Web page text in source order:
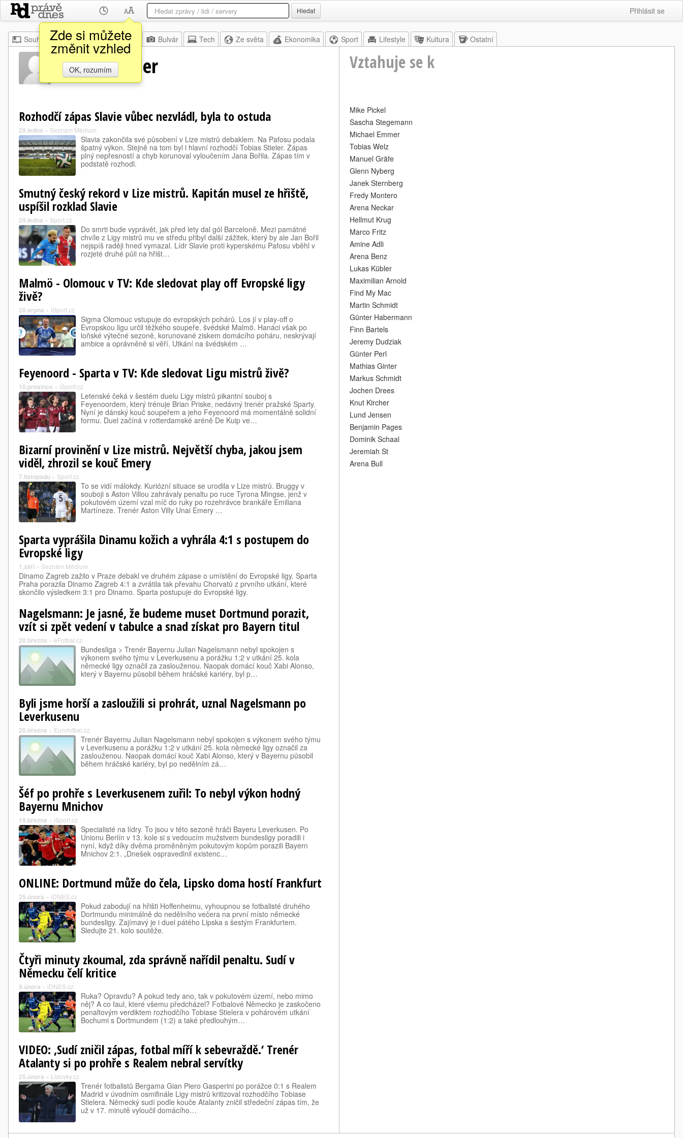
Zde si můžete
změnit vzhled
OK, rozumím
Hledat Přihlásit se
Souhrn Moje Z domova Bulvár Tech Ze světa Ekonomika Sport Lifestyle Kultura Ostatní
Tobias Stieler Vztahuje se k
Rozhodčí zápas Slavie vůbec nezvládl, byla to ostuda
29.ledna » Seznam Médium
Slavia zakončila své působení v Lize mistrů debaklem. Na Pafosu podala
špatný výkon. Stejně na tom byl i hlavní rozhodčí Tobias Stieler. Zápas
plný nepřesností a chyb korunoval vyloučením Jana Bořila. Zápas tím v
podstatě rozhodl.
Smutný český rekord v Lize mistrů. Kapitán musel ze hřiště,
uspíšil rozklad Slavie
29.ledna » Sport.cz
Do smrti bude vyprávět, jak před lety dal gól Barceloně. Mezi památné
chvíle z Ligy mistrů mu ve středu přibyl další zážitek, který by ale Jan Bořil
nejspíš raději hned vymazal. Lídr Slavie proti kyperskému Pafosu vběhl v
rozjeté druhé půli na hřišt…
Malmö - Olomouc v TV: Kde sledovat play off Evropské ligy
živě?
20.srpna » iSport.cz
Sigma Olomouc vstupuje do evropských pohárů. Los jí v play-off o
Evropskou ligu určil těžkého soupeře, švédské Malmö. Hanáci však po
loňské výtečné sezoně, korunované ziskem domácího poháru, neskrývají
ambice a oprávněně si věří. Utkání na švédském …
Feyenoord - Sparta v TV: Kde sledovat Ligu mistrů živě?
10.prosince » iSport.cz
Letenské čeká v šestém duelu Ligy mistrů pikantní souboj s
Feyenoordem, který trénuje Brian Priske, nedávný trenér pražské Sparty.
Nyní je dánský kouč soupeřem a jeho Feyenoord má momentálně solidní
formu. Duel začíná v rotterdamské aréně De Kuip ve…
Bizarní provinění v Lize mistrů. Největší chyba, jakou jsem
viděl, zhrozil se kouč Emery
7.listopadu » Sport.cz
To se vidí málokdy. Kuriózní situace se urodila v Lize mistrů. Bruggy v
souboji s Aston Villou zahrávaly penaltu po ruce Tyrona Mingse, jenž v
pokutovém území vzal míč do ruky po rozehrávce brankáře Emiliana
Martíneze. Trenér Aston Villy Unai Emery …
Sparta vyprášila Dinamu kožich a vyhrála 4:1 s postupem do
Evropské ligy
1.září » Seznam Médium
Dinamo Zagreb zažilo v Praze debakl ve druhém zápase o umístění do Evropské ligy. Sparta
Praha porazila Dinamo Zagreb 4:1 a zvrátila tak převahu Chorvatů z prvního utkání, které
skončilo výsledkem 3:1 pro Dinamo. Sparta postupuje do Evropské ligy.
Nagelsmann: Je jasné, že budeme muset Dortmund porazit,
vzít si zpět vedení v tabulce a snad získat pro Bayern titul
20.března » eFotbal.cz
Bundesliga > Trenér Bayernu Julian Nagelsmann nebyl spokojen s
výkonem svého týmu v Leverkusenu a porážku 1:2 v utkání 25. kola
německé ligy označil za zaslouženou. Naopak domácí kouč Xabi Alonso,
který v Bayernu působil během hráčské kariéry, byl p…
Byli jsme horší a zasloužili si prohrát, uznal Nagelsmann po
Leverkusenu
20.března » Eurofotbal.cz
Trenér Bayernu Julian Nagelsmann nebyl spokojen s výkonem svého týmu
v Leverkusenu a porážku 1:2 v utkání 25. kola německé ligy označil za
zaslouženou. Naopak domácí kouč Xabi Alonso, který v Bayernu působil
během hráčské kariéry, byl po nedělním zá…
Šéf po prohře s Leverkusenem zuřil: To nebyl výkon hodný
Bayernu Mnichov
19.března » iSport.cz
Specialisté na lídry. To jsou v této sezoně hráči Bayeru Leverkusen. Po
Unionu Berlín v 13. kole si s vedoucím mužstvem bundesligy poradili i
nyní, když díky dvěma proměněným pokutovým kopům porazili Bayern
Mnichov 2:1. „Dnešek ospravedlnil existenc…
ONLINE: Dortmund může do čela, Lipsko doma hostí Frankfurt
25.února » iDNES.cz
Pokud zabodují na hřišti Hoffenheimu, vyhoupnou se fotbalisté druhého
Dortmundu minimálně do nedělního večera na první místo německé
bundesligy. Zajímavý je i duel pátého Lipska s šestým Frankfurtem.
Sledujte 21. kolo soutěže.
Čtyři minuty zkoumal, zda správně nařídil penaltu. Sudí v
Německu čelí kritice
9.února » iDNES.cz
Ruka? Opravdu? A pokud tedy ano, tak v pokutovém území, nebo mimo
něj? A co faul, které všemu předcházel? Fotbalové Německo je zaskočeno
penaltovým verdiktem rozhodčího Tobiase Stielera v pohárovém utkání
Bochumi s Dortmundem (1:2) a také předlouhým…
VIDEO: ‚Sudí zničil zápas, fotbal míří k sebevraždě.‘ Trenér
Atalanty si po prohře s Realem nebral servítky
25.února » Lidovky.cz
Trenér fotbalistů Bergama Gian Piero Gasperini po porážce 0:1 s Realem
Madrid v úvodním osmifinále Ligy mistrů kritizoval rozhodčího Tobiase
Stielera. Německý sudí podle kouče Atalanty zničil středeční zápas tím, že
už v 17. minutě vyloučil domácího…
Mike Pickel
Sascha Stegemann
Michael Emmer
Tobias Welz
Manuel Gräfe
Glenn Nyberg
Janek Sternberg
Fredy Montero
Arena Neckar
Hellmut Krug
Marco Fritz
Amine Adli
Arena Benz
Lukas Kübler
Maximilian Arnold
Find My Mac
Martin Schmidt
Günter Habermann
Finn Bartels
Jeremy Dudziak
Günter Perl
Mathias Ginter
Markus Schmidt
Jochen Drees
Knut Kircher
Lund Jensen
Benjamin Pages
Dominik Schaal
Jeremiah St
Arena Bull